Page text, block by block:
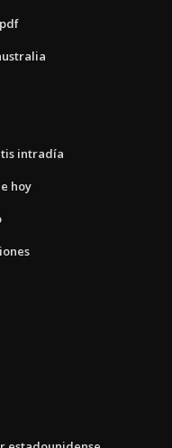
intradía
hoy